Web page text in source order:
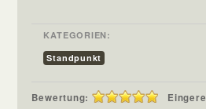
KATEGORIEN:
Standpunkt
Bewertung: